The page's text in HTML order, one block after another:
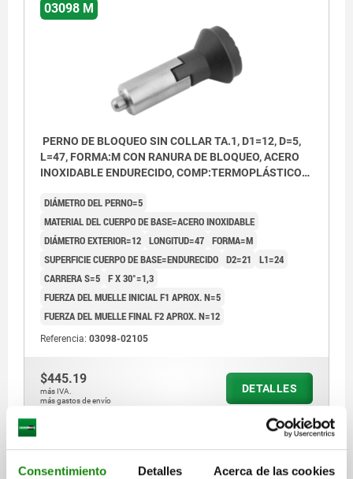
Consentimiento Detalles Acerca de las cookies
03098 M
PERNO DE BLOQUEO SIN COLLAR TA.1, D1=12, D=5,
L=47, FORMA:M CON RANURA DE BLOQUEO, ACERO
INOXIDABLE ENDURECIDO, COMP:TERMOPLÁSTICO
DIÁMETRO DEL PERNO=5
MATERIAL DEL CUERPO DE BASE=ACERO INOXIDABLE
DIÁMETRO EXTERIOR=12 LONGITUD=47 FORMA=M
SUPERFICIE CUERPO DE BASE=ENDURECIDO D2=21
L1=24
CARRERA S=5 F X 30°=1,3
FUERZA DEL MUELLE INICIAL F1 APROX. N=5
FUERZA DEL MUELLE FINAL F2 APROX. N=12
Referencia: 03098-02105
$445.19
más IVA.
más gastos de envío
DETALLES
03098 M